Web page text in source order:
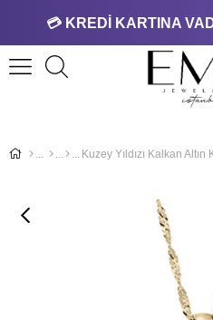
💳 KREDİ KARTINA
Kuzey Yıldızı Kalkan Altın